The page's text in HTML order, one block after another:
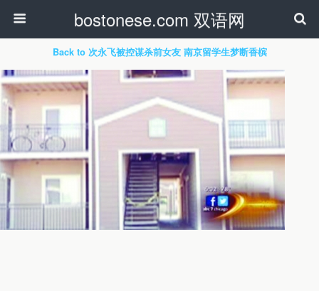
bostonese.com 双语网
Back to 次永飞被控谋杀前女友 南京留学生梦断香槟